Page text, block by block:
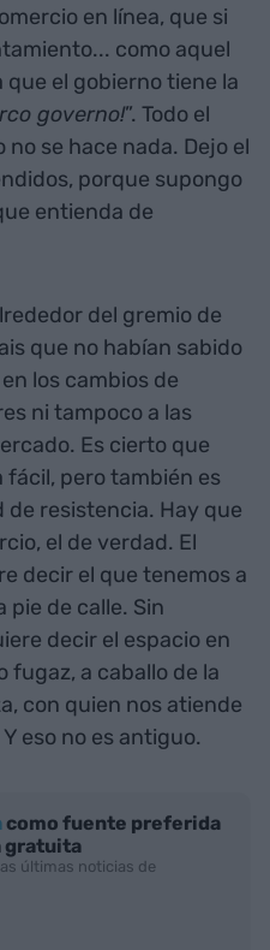
en línea, que si
como aquel
el gobierno tiene la
governo!”. Todo el
se hace nada. Dejo el
porque supongo
entienda de
del gremio de
que no habían sabido
los cambios de
ni tampoco a las
Es cierto que
pero también es
resistencia. Hay que
el de verdad. El
decir el que tenemos a
pie de calle. Sin
decir el espacio en
fugaz, a caballo de la
con quien nos atiende
eso no es antiguo.
como fuente preferida
gratuita
últimas noticias de